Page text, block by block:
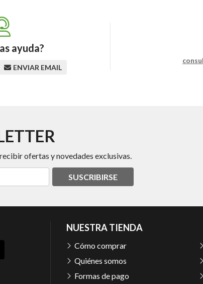
ayuda?
ENVIAR EMAIL
ofertas y novedades exclusivas.
SUSCRIBIRSE
NUESTRA TIENDA
Cómo comprar
Quiénes somos
Formas de pago